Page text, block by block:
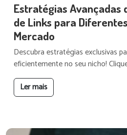
Estratégias Avançadas
de Links para
Mercado
Descubra estratégias exclusivas
eficientemente no seu nicho!
Ler mais